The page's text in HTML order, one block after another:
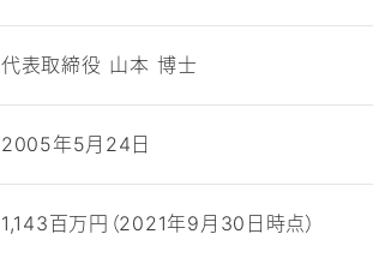
代表取締役 山本 博士
2005年5月24日
1,143百万円（2021年9月30日時点）